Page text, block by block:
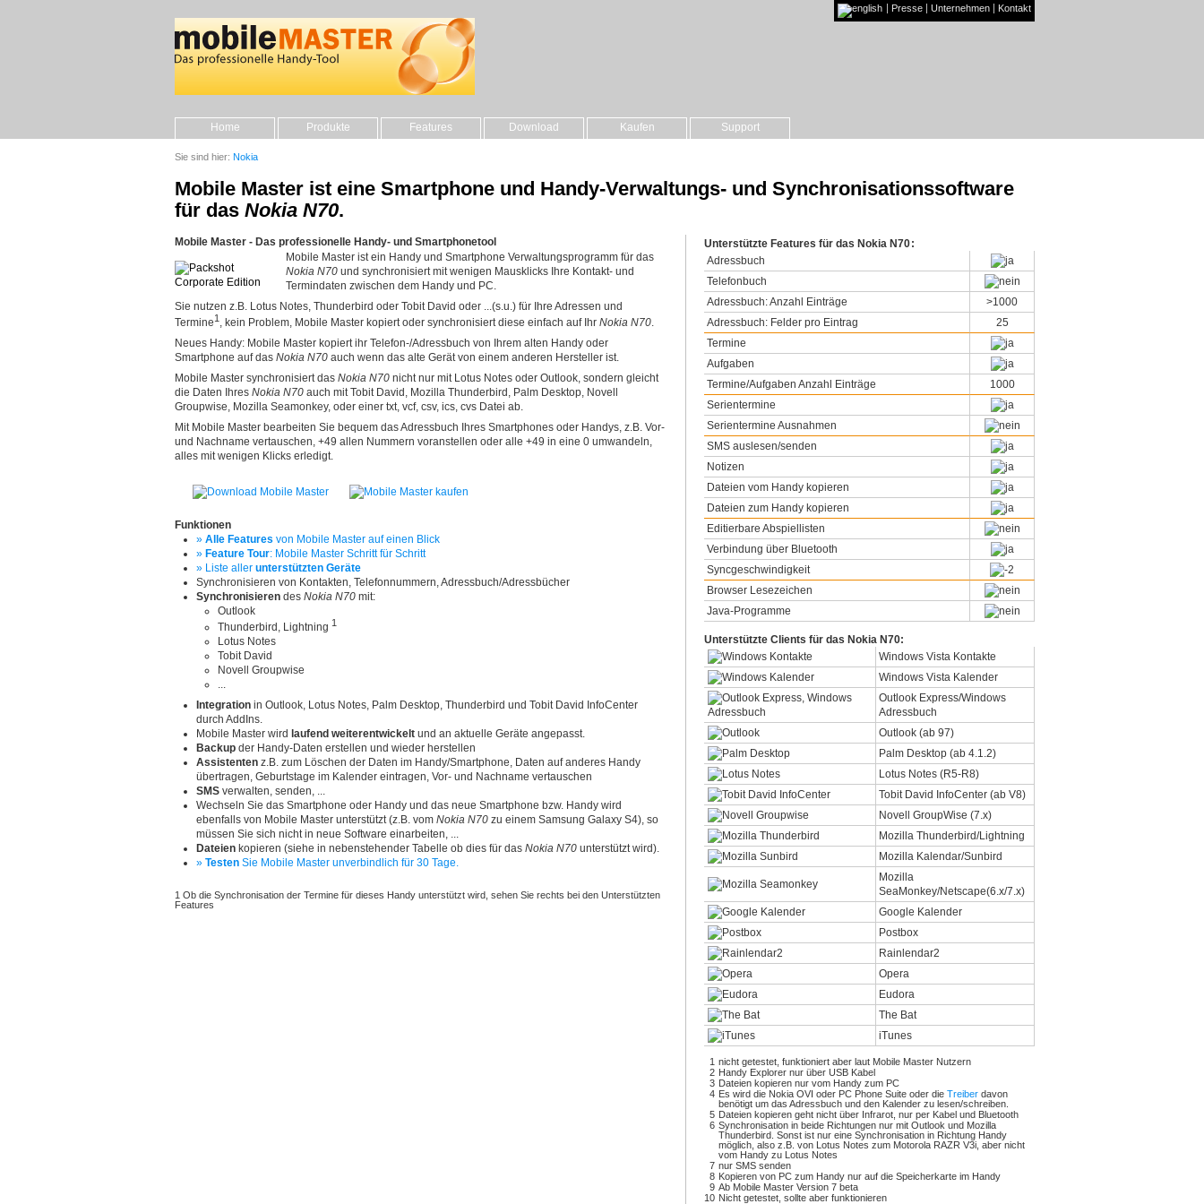
Home Produkte Features Download Kaufen Support
Presse Unternehmen Kontakt
Mobile Master ist eine Smartphone und Handy-Verwaltungs- und Synchronisationssoftware
für das Nokia N70.
Mobile Master - Das professionelle Handy- und Smartphonetool
Mobile Master ist ein Handy und Smartphone Verwaltungsprogramm für das
Nokia N70 und synchronisiert mit wenigen Mausklicks Ihre Kontakt- und
Termindaten zwischen dem Handy und PC.
Sie nutzen z.B. Lotus Notes, Thunderbird oder Tobit David oder ...(s.u.) für Ihre Adressen und
Termine1 , kein Problem, Mobile Master kopiert oder synchronisiert diese einfach auf Ihr Nokia N70.
Neues Handy: Mobile Master kopiert ihr Telefon-/Adressbuch von Ihrem alten Handy oder
Smartphone auf das Nokia N70 auch wenn das alte Gerät von einem anderen Hersteller ist.
Mobile Master synchronisiert das Nokia N70 nicht nur mit Lotus Notes oder Outlook, sondern gleicht
die Daten Ihres Nokia N70 auch mit Tobit David, Mozilla Thunderbird, Palm Desktop, Novell
Groupwise, Mozilla Seamonkey, oder einer txt, vcf, csv, ics, cvs Datei ab.
Mit Mobile Master bearbeiten Sie bequem das Adressbuch Ihres Smartphones oder Handys, z.B. Vor-
und Nachname vertauschen, +49 allen Nummern voranstellen oder alle +49 in eine 0 umwandeln,
alles mit wenigen Klicks erledigt.
Funktionen
» Alle Features von Mobile Master auf einen Blick
» Feature Tour: Mobile Master Schritt für Schritt
» Liste aller unterstützten Geräte
Synchronisieren von Kontakten, Telefonnummern, Adressbuch/Adressbücher
Synchronisieren des Nokia N70 mit:
Outlook
Thunderbird, Lightning 1
Lotus Notes
Tobit David
Novell Groupwise
Integration in Outlook, Lotus Notes, Palm Desktop, Thunderbird und Tobit David InfoCenter
durch AddIns.
Mobile Master wird laufend weiterentwickelt und an aktuelle Geräte angepasst.
Backup der Handy-Daten erstellen und wieder herstellen
Assistenten z.B. zum Löschen der Daten im Handy/Smartphone, Daten auf anderes Handy
übertragen, Geburtstage im Kalender eintragen, Vor- und Nachname vertauschen
SMS verwalten, senden, ...
Wechseln Sie das Smartphone oder Handy und das neue Smartphone bzw. Handy wird
ebenfalls von Mobile Master unterstützt (z.B. vom Nokia N70 zu einem Samsung Galaxy S4), so
müssen Sie sich nicht in neue Software einarbeiten, ...
Dateien kopieren (siehe in nebenstehender Tabelle ob dies für das Nokia N70 unterstützt wird).
» Testen Sie Mobile Master unverbindlich für 30 Tage.
1 Ob die Synchronisation der Termine für dieses Handy unterstützt wird, sehen Sie rechts bei den Unterstützten
Features
Unterstützte Features für das Nokia N70:
Adressbuch
Telefonbuch
Adressbuch: Anzahl Einträge
>1000
Adressbuch: Felder pro Eintrag
25
Termine
Aufgaben
Termine/Aufgaben Anzahl Einträge
1000
Serientermine
Serientermine Ausnahmen
SMS auslesen/senden
Notizen
Dateien vom Handy kopieren
Dateien zum Handy kopieren
Editierbare Abspiellisten
Verbindung über Bluetooth
Syncgeschwindigkeit
Browser Lesezeichen
Java-Programme
Unterstützte Clients für das Nokia N70:
Windows Vista Kontakte
Windows Vista Kalender
Outlook Express/Windows
Adressbuch
Outlook (ab 97)
Palm Desktop (ab 4.1.2)
Lotus Notes (R5-R8)
Tobit David InfoCenter (ab V8)
Novell GroupWise (7.x)
Mozilla Thunderbird/Lightning
Mozilla Kalendar/Sunbird
Mozilla
SeaMonkey/Netscape(6.x/7.x)
Google Kalender
Postbox
Rainlendar2
Opera
Eudora
The Bat
iTunes
1 nicht getestet, funktioniert aber laut Mobile Master Nutzern
2 Handy Explorer nur über USB Kabel
3 Dateien kopieren nur vom Handy zum PC
4 Es wird die Nokia OVI oder PC Phone Suite oder die Treiber davon
benötigt um das Adressbuch und den Kalender zu lesen/schreiben.
5 Dateien kopieren geht nicht über Infrarot, nur per Kabel und Bluetooth
6 Synchronisation in beide Richtungen nur mit Outlook und Mozilla
Thunderbird. Sonst ist nur eine Synchronisation in Richtung Handy
möglich, also z.B. von Lotus Notes zum Motorola RAZR V3i, aber nicht
vom Handy zu Lotus Notes
7 nur SMS senden
8 Kopieren von PC zum Handy nur auf die Speicherkarte im Handy
9 Ab Mobile Master Version 7 beta
10 Nicht getestet, sollte aber funktionieren
Sie sind hier: Nokia